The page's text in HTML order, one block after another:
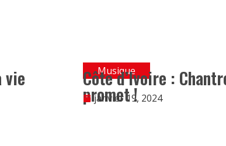
vie Musique
Côte d’Ivoire :
promet !
janvier 19, 2024